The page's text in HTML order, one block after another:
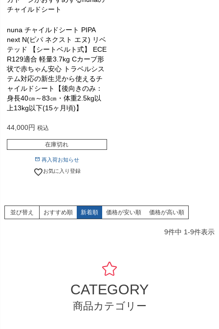
チャイルドシート
nuna チャイルドシート PIPA
next N(ピパ ネクスト エヌ) リベ
テッド 【シートベルト式】 ECE
R129適合 軽量3.7kg Cカーブ形
状で赤ちゃん安心 トラベルシス
テム対応の新生児から使えるチ
ャイルドシート【後向きのみ：
身長40㎝～83㎝・体重2.5kg以
上13kg以下(15ヶ月頃)】
44,000 税込
在庫切れ
再入荷お知らせ
お気に入り登録
並び替え おすすめ順 新着順 価格が安い順 価格が高い順
9件中 1-9件表示
CATEGORY
商品カテゴリー